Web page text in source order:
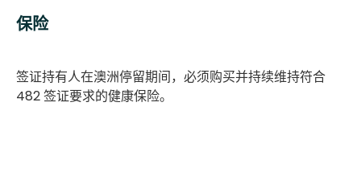
保险
签证持有人在澳洲停留期间，必须购买并持续维持符合
482 签证要求的健康保险。